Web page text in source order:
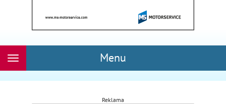
Menu
Rozwiń
Reklama